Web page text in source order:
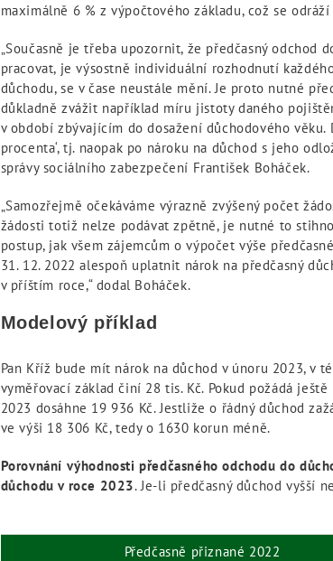
maximálně 6 % z výpočtového základu, což se
„Současně je třeba upozornit, že předčasný odchod
pracovat, je výsostně individuální rozhodnutí
důchodu, se v čase neustále mění. Je proto nutné
důkladně zvážit například míru jistoty daného
v období zbývajícím do dosažení důchodového
procenta‘, tj. naopak po nároku na důchod s jeho
správy sociálního zabezpečení František Boháček.
„Samozřejmě očekáváme výrazně zvýšený počet
žádosti totiž nelze podávat zpětně, je nutné to
postup, jak všem zájemcům o výpočet výše
31. 12. 2022 alespoň uplatnit nárok na předčasný
v příštím roce,“ dodal Boháček.
Modelový příklad
Pan Kříž bude mít nárok na důchod v únoru 2023, v
vyměřovací základ činí 28 tis. Kč. Pokud požádá
2023 dosáhne 19 936 Kč. Jestliže o řádný důchod
ve výši 18 306 Kč, tedy o 1630 korun méně.
Porovnání výhodnosti předčasného odchodu do
důchodu v roce 2023. Je-li předčasný
Předčasně přiznané 2022